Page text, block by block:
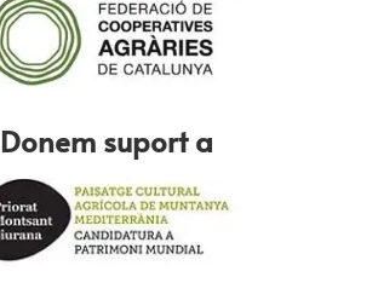
Donem suport a